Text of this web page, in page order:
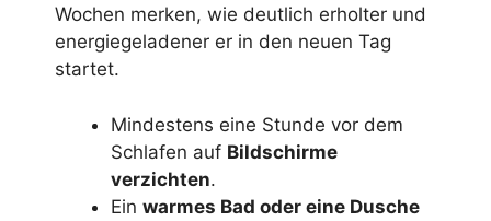
Wochen merken, wie deutlich erholter und
energiegeladener er in den neuen Tag
startet.
Mindestens eine Stunde vor dem
Schlafen auf Bildschirme
verzichten.
Ein warmes Bad oder eine Dusche